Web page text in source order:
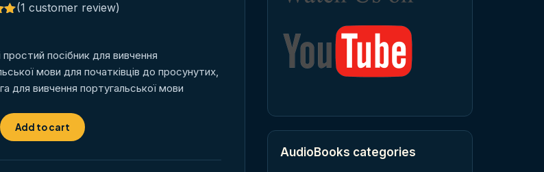
(1 customer review)
посібник для вивчення
мови для початківців до просунутих,
для вивчення португальської мови
Add to cart
AudioBooks categories